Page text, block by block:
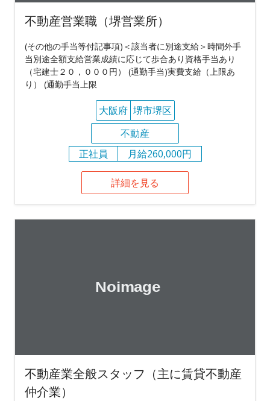
不動産営業職（堺営業所）
(その他の手当等付記事項)＜該当者に別途支給＞時間外手
当別途全額支給営業成績に応じて歩合あり資格手当あり
（宅建士２０，０００円） (通勤手当)実費支給（上限あ
り） (通勤手当上限
大阪府 堺市堺区
不動産
正社員
月給260,000円
詳細を見る
不動産業全般スタッフ（主に賃貸不動産
仲介業）